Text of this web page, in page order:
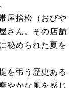
屋捨松（おびや
さん。その店舗
秘められた夏を
を弔う歴史ある
やかな風を感じ